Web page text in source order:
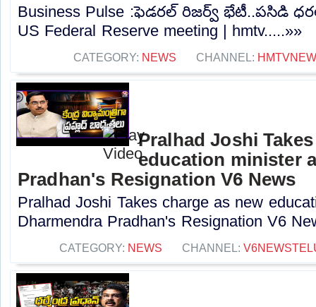
Business Pulse :ఫెడరల్ రిజర్వ్ భేటీ..పసిడి
US Federal Reserve meeting | hmtv.....»»
CATEGORY: NEWS CHANNEL:
Pralhad Joshi
education minister
Pradhan's Resignation V6 News
Pralhad Joshi Takes charge as new
Dharmendra Pradhan's Resignation V6
CATEGORY: NEWS CHANNEL: